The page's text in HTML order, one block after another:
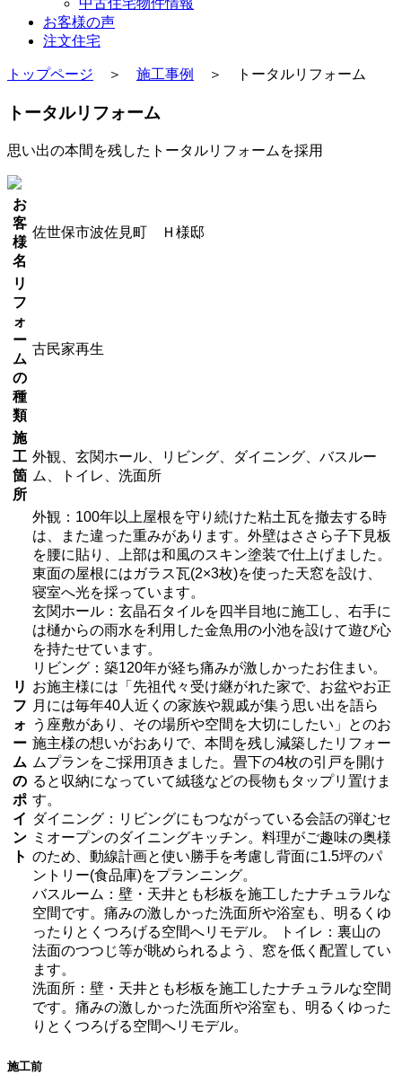
中古住宅物件情報
お客様の声
注文住宅
トップページ ＞ 施工事例 ＞ トータルリフォーム
トータルリフォーム
思い出の本間を残したトータルリフォームを採用
お
客
様
名
佐世保市波佐見町 Ｈ様邸
リ
フ
ォ
ー
ム
の
種
類
古民家再生
施
工
箇
所
外観、玄関ホール、リビング、ダイニング、バスルー
ム、トイレ、洗面所
リ
フ
ォ
ー
ム
の
ポ
イ
ン
ト
外観：100年以上屋根を守り続けた粘土瓦を撤去する時
は、また違った重みがあります。外壁はささら子下見板
を腰に貼り、上部は和風のスキン塗装で仕上げました。
東面の屋根にはガラス瓦(2×3枚)を使った天窓を設け、
寝室へ光を採っています。
玄関ホール：玄晶石タイルを四半目地に施工し、右手に
は樋からの雨水を利用した金魚用の小池を設けて遊び心
を持たせています。
リビング：築120年が経ち痛みが激しかったお住まい。
お施主様には「先祖代々受け継がれた家で、お盆やお正
月には毎年40人近くの家族や親戚が集う思い出を語ら
う座敷があり、その場所や空間を大切にしたい」とのお
施主様の想いがおありで、本間を残し減築したリフォー
ムプランをご採用頂きました。畳下の4枚の引戸を開け
ると収納になっていて絨毯などの長物もタップリ置けま
す。
ダイニング：リビングにもつながっている会話の弾むセ
ミオープンのダイニングキッチン。料理がご趣味の奥様
のため、動線計画と使い勝手を考慮し背面に1.5坪のパ
ントリー(食品庫)をプランニング。
バスルーム：壁・天井とも杉板を施工したナチュラルな
空間です。痛みの激しかった洗面所や浴室も、明るくゆ
ったりとくつろげる空間へリモデル。 トイレ：裏山の
法面のつつじ等が眺められるよう、窓を低く配置してい
ます。
洗面所：壁・天井とも杉板を施工したナチュラルな空間
です。痛みの激しかった洗面所や浴室も、明るくゆった
りとくつろげる空間へリモデル。
施工前